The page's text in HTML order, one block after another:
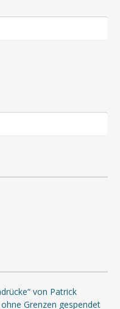
von Patrick
Grenzen gespendet